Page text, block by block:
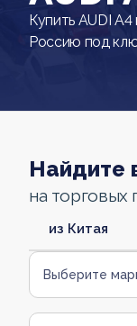
Купить AUDI
Россию под
Найдите
на
из Китая
Выберите